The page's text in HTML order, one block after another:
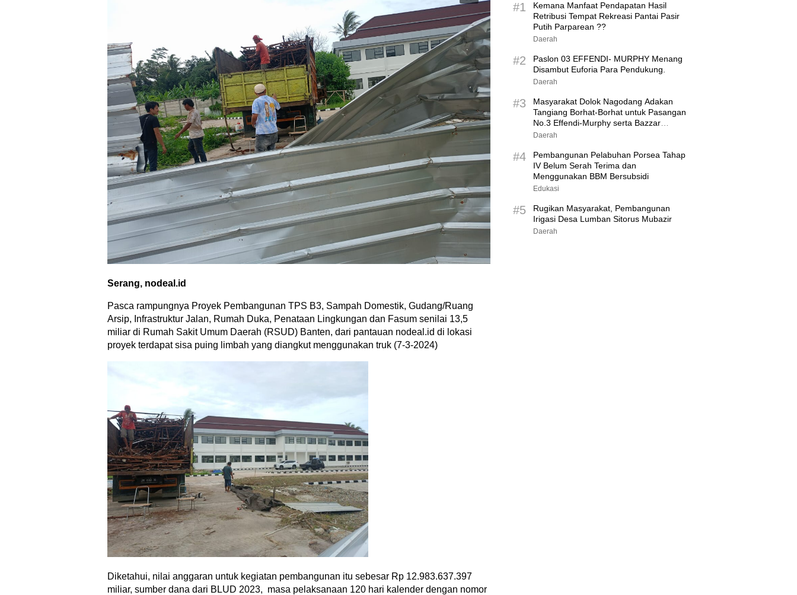
Serang, nodeal.id
Pasca rampungnya Proyek Pembangunan TPS B3, Sampah Domestik, Gudang/Ruang
Arsip, Infrastruktur Jalan, Rumah Duka, Penataan Lingkungan dan Fasum senilai 13,5
miliar di Rumah Sakit Umum Daerah (RSUD) Banten, dari pantauan nodeal.id di lokasi
proyek terdapat sisa puing limbah yang diangkut menggunakan truk (7-3-2024)
Diketahui, nilai anggaran untuk kegiatan pembangunan itu sebesar Rp 12.983.637.397
miliar, sumber dana dari BLUD 2023, masa pelaksanaan 120 hari kalender dengan nomor
#1
Kemana Manfaat Pendapatan Hasil
Retribusi Tempat Rekreasi Pantai Pasir
Putih Parparean ??
Daerah
#2
Paslon 03 EFFENDI- MURPHY Menang
Disambut Euforia Para Pendukung.
Daerah
#3
Masyarakat Dolok Nagodang Adakan
Tangiang Borhat-Borhat untuk Pasangan
No.3 Effendi-Murphy serta Bazzar
Sembako Murah
Daerah
#4
Pembangunan Pelabuhan Porsea Tahap
IV Belum Serah Terima dan
Menggunakan BBM Bersubsidi
Edukasi
#5
Rugikan Masyarakat, Pembangunan
Irigasi Desa Lumban Sitorus Mubazir
Daerah